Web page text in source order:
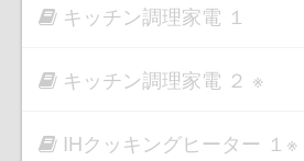
キッチン調理家電 １
キッチン調理家電 ２ ※
IHクッキングヒーター １※